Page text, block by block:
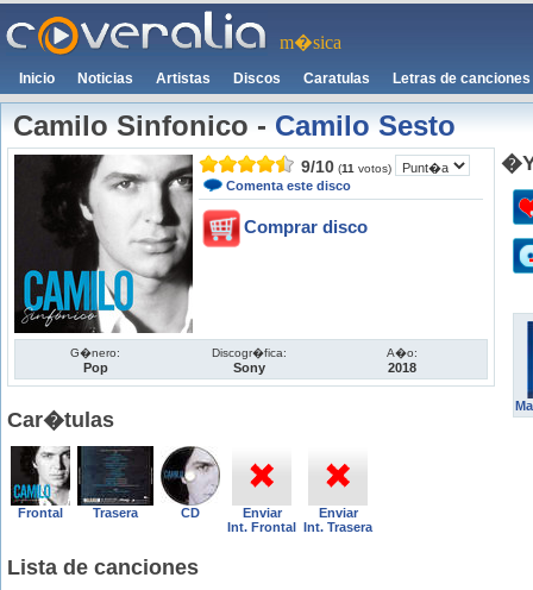
m�sica
Inicio Noticias Artistas Discos Caratulas Letras de canciones
Camilo Sinfonico-Camilo Sesto
9/10 (11 votos)
Comenta este disco
Comprar disco
G�nero:
Pop
Discogr�fica:
Sony
A�o:
2018
Car�tulas
Frontal Trasera CD
Enviar
Int. Frontal
Enviar
Int. Trasera
Lista de canciones